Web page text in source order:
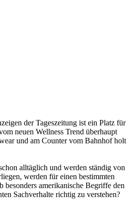
der Tageszeitung ist ein Platz für
neuen Wellness Trend überhaupt
und am Counter vom Bahnhof holt
alltäglich und werden ständig von
werden für einen bestimmten
besonders amerikanische Begriffe den
Sachverhalte richtig zu verstehen?